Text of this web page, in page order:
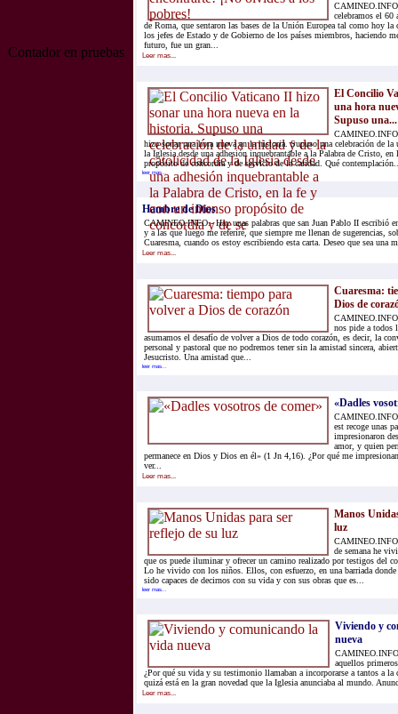
Contador en pruebas
celebramos el 60
de Roma, que sentaron las bases de la Unión Europea tal como hoy la
los jefes de Estado y de Gobierno de los países miembros, haciendo
futuro, fue un gran...
Leer mas...
El Concilio
una hora
Supuso una...
hizo sonar una hora nueva en la historia. Supuso una celebración de
la Iglesia desde una adhesión inquebrantable a la Palabra de Cristo,
propósito de concordia y de servicio de la caridad. Qué
leer mas...
Hambre de Dios
CAMINEO.INFO.- Hay unas palabras que san Juan Pablo II escribió
y a las que luego me referiré, que siempre me llenan de sugerencias,
Cuaresma, cuando os estoy escribiendo esta carta. Deseo que sea una
Leer mas...
Cuaresma:
Dios de
nos pide a todos
asumamos el desafío de volver a Dios de todo corazón, es decir, la
personal y pastoral que no podremos tener sin la amistad sincera,
Jesucristo. Una amistad que...
leer mas...
«Dadles
est recoge unas
impresionaron
amor, y quien
permanece en Dios y Dios en él» (1 Jn 4,16). ¿Por qué me
ver...
Leer mas...
Manos
luz
de semana he
que os puede iluminar y ofrecer un camino realizado por testigos del
Lo he vivido con los niños. Ellos, con esfuerzo, en una barriada
sido capaces de decirnos con su vida y con sus obras que es...
leer mas...
Viviendo y
nueva
aquellos
¿Por qué su vida y su testimonio llamaban a incorporarse a tantos a la
quizá está en la gran novedad que la Iglesia anunciaba al mundo.
Leer mas...